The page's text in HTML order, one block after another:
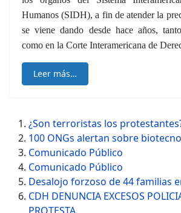
Humanos (SIDH), a fin de atender la
se viene dando desde hace años,
como en la Corte Interamericana de
Leer más…
¿Son terroristas los
100 ONGs alertan sobre
Comunicado Público
Comunicado Público
Desalojo forzoso de 44 familias
CDH DENUNCIA EXCESOS